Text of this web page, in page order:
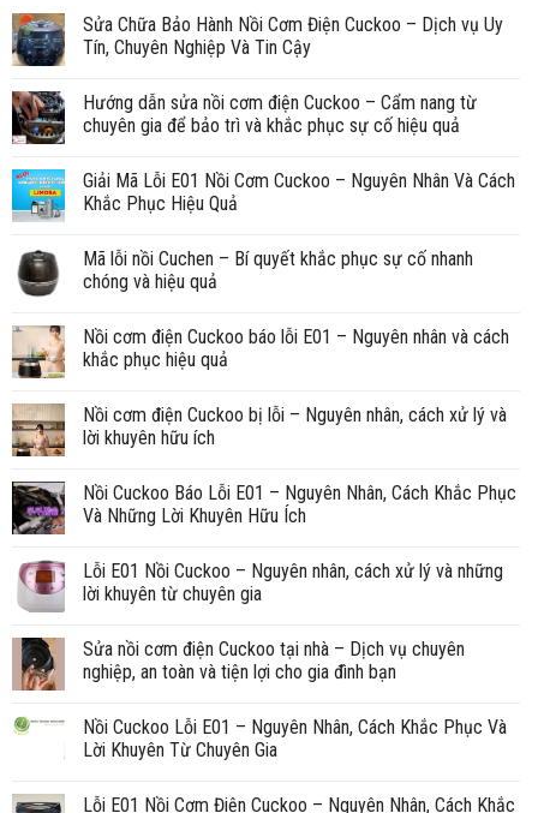
Sửa Chữa Bảo Hành Nồi Cơm Điện Cuckoo – Dịch vụ Uy
Tín, Chuyên Nghiệp Và Tin Cậy
Hướng dẫn sửa nồi cơm điện Cuckoo – Cẩm nang từ
chuyên gia để bảo trì và khắc phục sự cố hiệu quả
Giải Mã Lỗi E01 Nồi Cơm Cuckoo – Nguyên Nhân Và Cách
Khắc Phục Hiệu Quả
Mã lỗi nồi Cuchen – Bí quyết khắc phục sự cố nhanh
chóng và hiệu quả
Nồi cơm điện Cuckoo báo lỗi E01 – Nguyên nhân và cách
khắc phục hiệu quả
Nồi cơm điện Cuckoo bị lỗi – Nguyên nhân, cách xử lý và
lời khuyên hữu ích
Nồi Cuckoo Báo Lỗi E01 – Nguyên Nhân, Cách Khắc Phục
Và Những Lời Khuyên Hữu Ích
Lỗi E01 Nồi Cuckoo – Nguyên nhân, cách xử lý và những
lời khuyên từ chuyên gia
Sửa nồi cơm điện Cuckoo tại nhà – Dịch vụ chuyên
nghiệp, an toàn và tiện lợi cho gia đình bạn
Nồi Cuckoo Lỗi E01 – Nguyên Nhân, Cách Khắc Phục Và
Lời Khuyên Từ Chuyên Gia
Lỗi E01 Nồi Cơm Điện Cuckoo – Nguyên Nhân, Cách Khắc